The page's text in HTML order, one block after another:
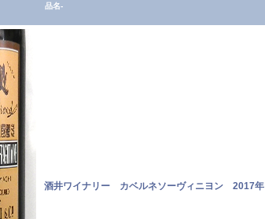
品名-
酒井ワイナリー カベルネソーヴィニヨン 2017年